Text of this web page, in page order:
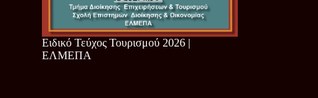
Ειδικό Τεύχος Τουρισμού 2026 |
ΕΛΜΕΠΑ